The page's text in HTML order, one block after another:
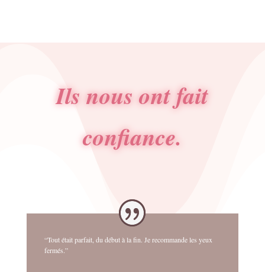
Ils nous ont fait
confiance.
“Tout était parfait, du début à la fin. Je recommande les yeux
fermés.”